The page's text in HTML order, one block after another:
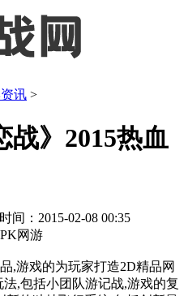
讯 >
战》2015热血
间：2015-02-08 00:35
网游
,游戏的为玩家打造2D精品网
,包括小团队游记战,游戏的复